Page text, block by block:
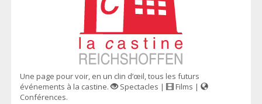
Une page pour voir, en un clin d’œil, tous les futurs
événements à la castine.
Spectacles |
Films |
Conférences.